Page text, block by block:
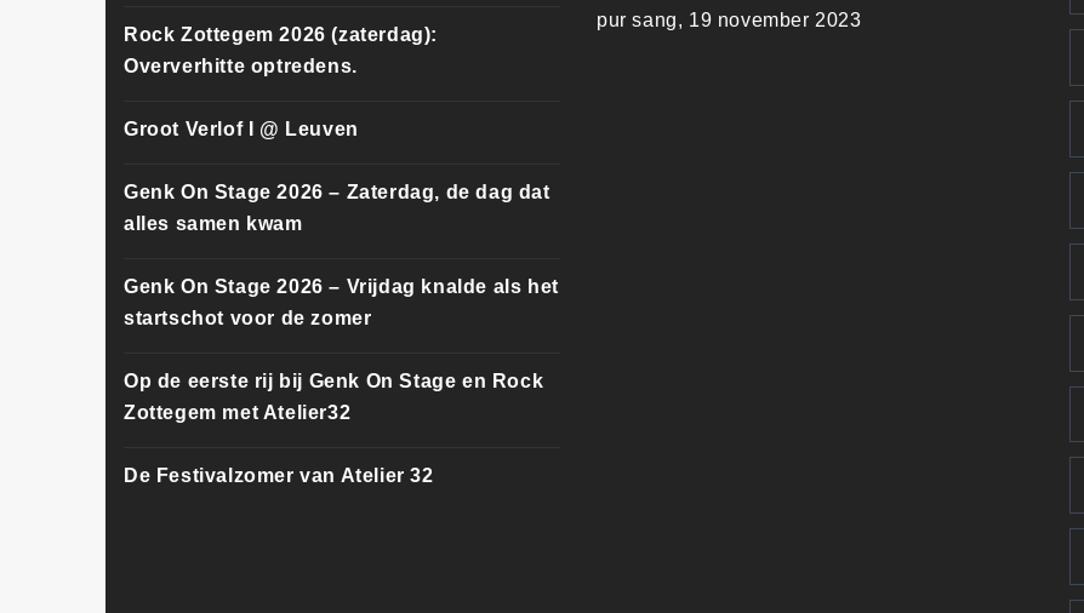
Rock Zottegem 2026 (zaterdag):
Oververhitte optredens.
Groot Verlof I @ Leuven
Genk On Stage 2026 – Zaterdag, de dag dat
alles samen kwam
Genk On Stage 2026 – Vrijdag knalde als het
startschot voor de zomer
Op de eerste rij bij Genk On Stage en Rock
Zottegem met Atelier32
De Festivalzomer van Atelier 32
pur sang, 19 november 2023